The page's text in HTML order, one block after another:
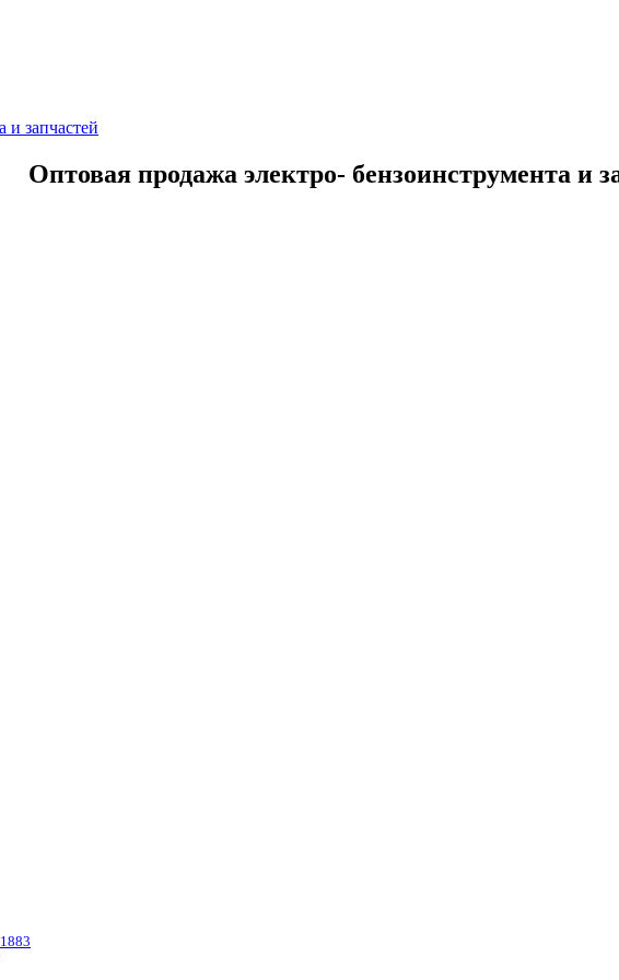
Оптовая продажа электро- бензоинструмента и
1883